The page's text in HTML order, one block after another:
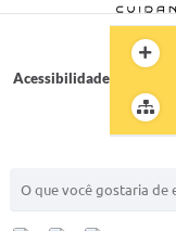
Acessibilidade